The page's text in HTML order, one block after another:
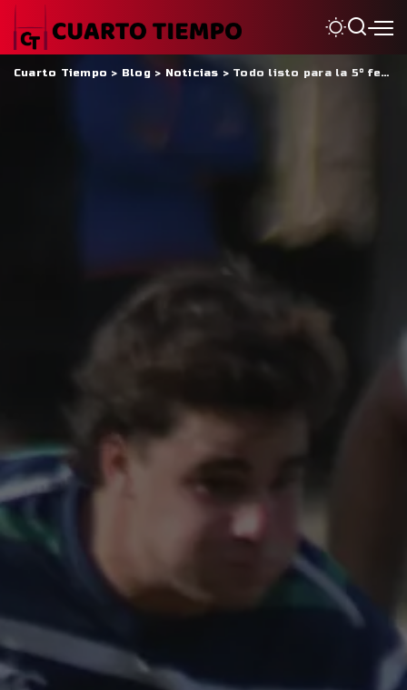
Cuarto Tiempo > Blog> Noticias > Todo listo para la 5° fecha del Torneo Regional Cuyano